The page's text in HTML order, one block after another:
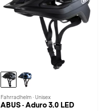
Fahrradhelm · Unisex
ABUS · Aduro 3.0 LED